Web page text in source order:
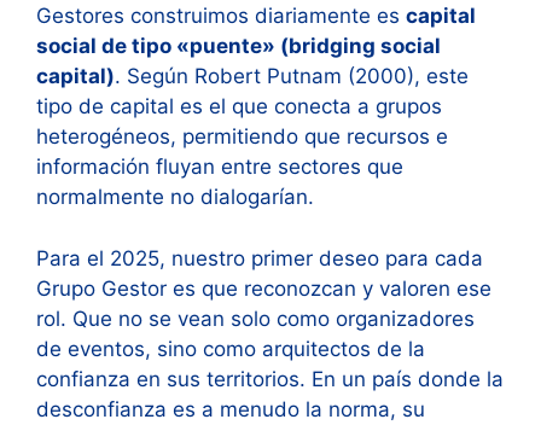
Gestores construimos diariamente es capital
social de tipo «puente» (bridging social
capital). Según Robert Putnam (2000), este
tipo de capital es el que conecta a grupos
heterogéneos, permitiendo que recursos e
información fluyan entre sectores que
normalmente no dialogarían.
Para el 2025, nuestro primer deseo para cada
Grupo Gestor es que reconozcan y valoren ese
rol. Que no se vean solo como organizadores
de eventos, sino como arquitectos de la
confianza en sus territorios. En un país donde la
desconfianza es a menudo la norma, su